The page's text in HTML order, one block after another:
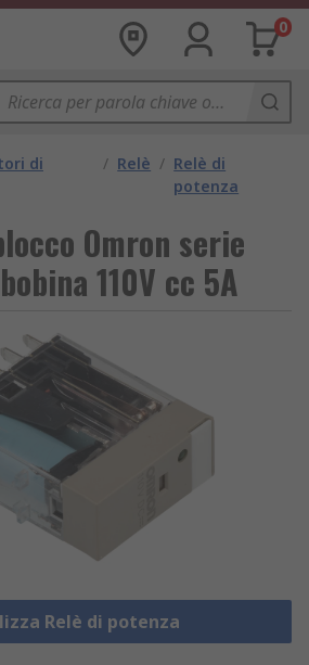
0
di
/ Relè / Relè di
potenza
Omron serie
110V cc 5A
Relè di potenza